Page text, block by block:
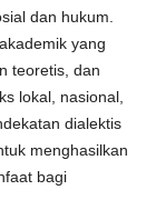
dan hukum.
yang
teoretis, dan
lokal, nasional,
dialektis
menghasilkan
bagi